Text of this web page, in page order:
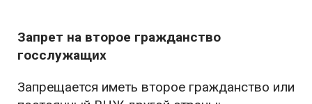
Запрет на второе гражданство
госслужащих
Запрещается иметь второе гражданство или